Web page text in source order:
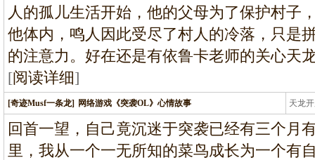
人的孤儿生活开始，他的父母为了保护村子
他体内，鸣人因此受尽了村人的冷落，只是
的注意力。好在还是有依鲁卡老师的关心天
[阅读详细]
[奇迹Musf一条龙] 网络游戏《突袭OL》心情故事 天龙
龙
回首一望，自己竟沉迷于突袭已经有三个月
里，我从一个一无所知的菜鸟成长为一个有